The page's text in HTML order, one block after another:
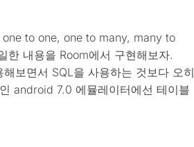
to one, one to many, many to
내용을 Room에서 구현해보자.
보면서 SQL을 사용하는 것보다 오히
android 7.0 에뮬레이터에선 테이블